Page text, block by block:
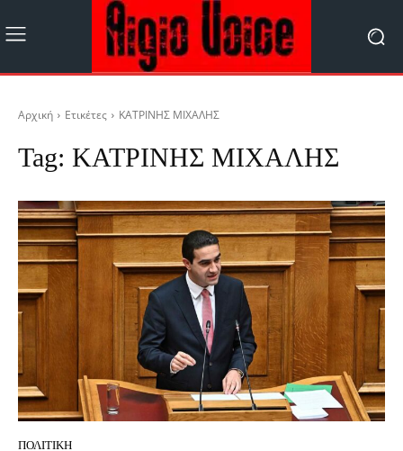
Αρχική Ετικέτες ΚΑΤΡΙΝΗΣ ΜΙΧΑΛΗΣ
Tag: ΚΑΤΡΙΝΗΣ ΜΙΧΑΛΗΣ
ΠΟΛΙΤΙΚΉ